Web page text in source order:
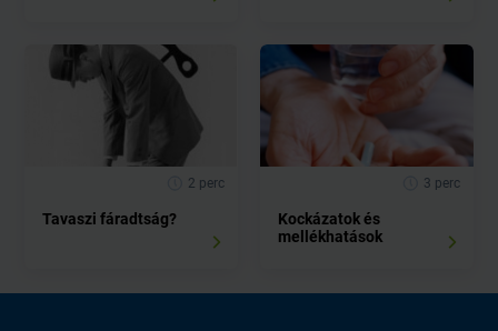
2 perc
Tavaszi fáradtság?
3 perc
Kockázatok és
mellékhatások